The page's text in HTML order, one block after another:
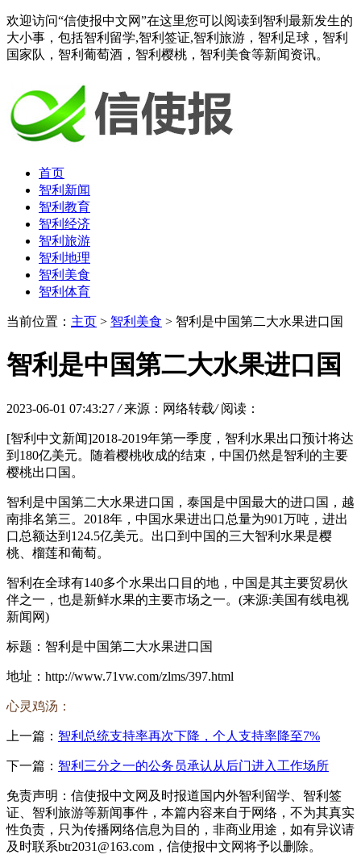
欢迎访问“信使报中文网”在这里您可以阅读到智利最新发生的
大小事，包括智利留学,智利签证,智利旅游，智利足球，智利
国家队，智利葡萄酒，智利樱桃，智利美食等新闻资讯。
首页
智利新闻
智利教育
智利经济
智利旅游
智利地理
智利美食
智利体育
当前位置： 主页 > 智利美食 > 智利是中国第二大水果进口国
智利是中国第二大水果进口国
2023-06-01 07:43:27 / 来源：网络转载/ 阅读：
[智利中文新闻]2018-2019年第一季度，智利水果出口预计将达
到180亿美元。随着樱桃收成的结束，中国仍然是智利的主要
樱桃出口国。
智利是中国第二大水果进口国，泰国是中国最大的进口国，越
南排名第三。2018年，中国水果进出口总量为901万吨，进出
口总额达到124.5亿美元。出口到中国的三大智利水果是樱
桃、榴莲和葡萄。
智利在全球有140多个水果出口目的地，中国是其主要贸易伙
伴之一，也是新鲜水果的主要市场之一。(来源:美国有线电视
新闻网)
标题：智利是中国第二大水果进口国
地址：http://www.71vw.com/zlms/397.html
心灵鸡汤：
上一篇： 智利总统支持率再次下降，个人支持率降至7%
下一篇： 智利三分之一的公务员承认从后门进入工作场所
免责声明：信使报中文网及时报道国内外智利留学、智利签
证、智利旅游等新闻事件，本篇内容来自于网络，不为其真实
性负责，只为传播网络信息为目的，非商业用途，如有异议请
及时联系btr2031@163.com，信使报中文网将予以删除。